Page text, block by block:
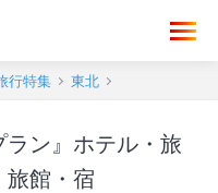
行特集 東北
ラン』ホテル・旅
旅館・宿